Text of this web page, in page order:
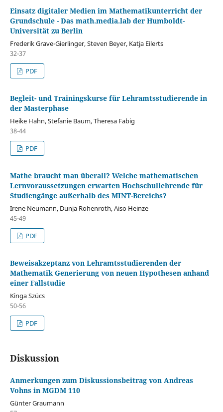
Einsatz digitaler Medien im Mathematikunterricht der
Grundschule - Das math.media.lab der Humboldt-
Universität zu Berlin
Frederik Grave-Gierlinger, Steven Beyer, Katja Eilerts
32-37
PDF
Begleit- und Trainingskurse für Lehramtsstudierende in
der Masterphase
Heike Hahn, Stefanie Baum, Theresa Fabig
38-44
PDF
Mathe braucht man überall? Welche mathematischen
Lernvoraussetzungen erwarten Hochschullehrende für
Studiengänge außerhalb des MINT-Bereichs?
Irene Neumann, Dunja Rohenroth, Aiso Heinze
45-49
PDF
Beweisakzeptanz von Lehramtsstudierenden der
Mathematik Generierung von neuen Hypothesen anhand
einer Fallstudie
Kinga Szücs
50-56
PDF
Diskussion
Anmerkungen zum Diskussionsbeitrag von Andreas
Vohns in MGDM 110
Günter Graumann